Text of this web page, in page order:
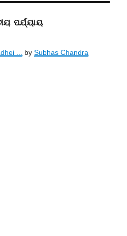
ପର୍ଯ୍ୟାୟ
... bySubhas Chandra